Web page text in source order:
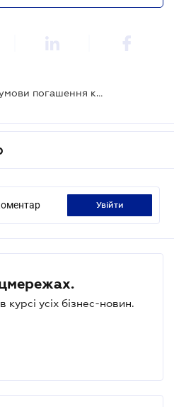
Уряд пропонує спростити умови погашення кредитів для осіб, що постраждали від війни
увійти
курсі усіх бізнес-новин.